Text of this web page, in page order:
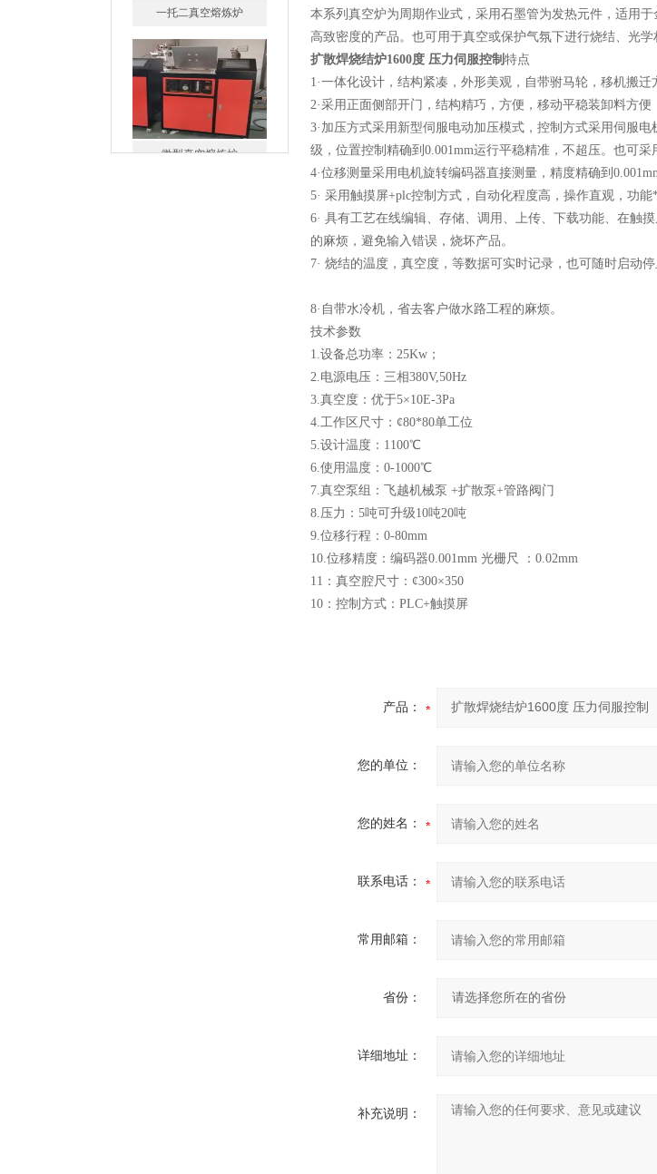
微型真空熔炼炉
本系列真空炉为周期作业式，采用石墨管为发热元件，适用
高致密度的产品。也可用于真空或保护气氛下进行烧结、光学
扩散焊烧结炉1600度 压力伺服控制 特点
1·一体化设计，结构紧凑，外形美观，自带驸马轮，移机搬迁
2·采用正面侧部开门，结构精巧，方便，移动平稳装卸料方便
3·加压方式采用新型伺服电动加压模式，控制方式采用伺服
级，位置控制精确到0.001mm运行平稳精准，不超压。也可采
4·位移测量采用电机旋转编码器直接测量，精度精确到
5· 采用触摸屏+plc控制方式，自动化程度高，操作直观，功
6· 具有工艺在线编辑、存储、调用、上传、下载功能、在触
的麻烦，避免输入错误，烧坏产品。
7· 烧结的温度，真空度，等数据可实时记录，也可随时启动
8·自带水冷机，省去客户做水路工程的麻烦。
技术参数
1.设备总功率：25Kw；
2.电源电压：三相380V,50Hz
3.真空度：优于5×10E-3Pa
4.工作区尺寸：¢80*80单工位
5.设计温度：1100℃
6.使用温度：0-1000℃
7.真空泵组：飞越机械泵 +扩散泵+管路阀门
8.压力：5吨可升级10吨20吨
9.位移行程：0-80mm
10.位移精度：编码器0.001mm 光栅尺 ：0.02mm
11：真空腔尺寸：¢300×350
10：控制方式：PLC+触摸屏
产品：
您的单位：
您的姓名：
联系电话：
常用邮箱：
省份：
详细地址：
补充说明：